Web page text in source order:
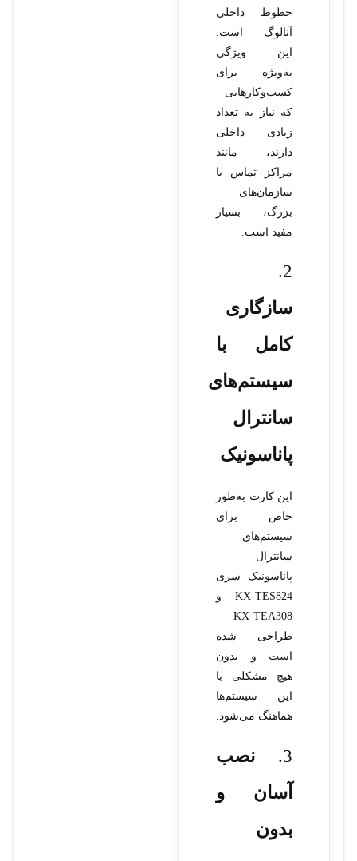
خطوط داخلی
آنالوگ است.
این ویژگی
به‌ویژه برای
کسب‌وکارهایی
که نیاز به تعداد
زیادی داخلی
دارند، مانند
مراکز تماس یا
سازمان‌های
بزرگ، بسیار
مفید است.
2.
سازگاری
کامل با
سیستم‌های
سانترال
پاناسونیک
این کارت به‌طور
خاص برای
سیستم‌های
سانترال
پاناسونیک سری
KX-TES824 و
KX-TEA308
طراحی شده
است و بدون
هیچ مشکلی با
این سیستم‌ها
هماهنگ می‌شود.
3.
نصب
آسان و
بدون